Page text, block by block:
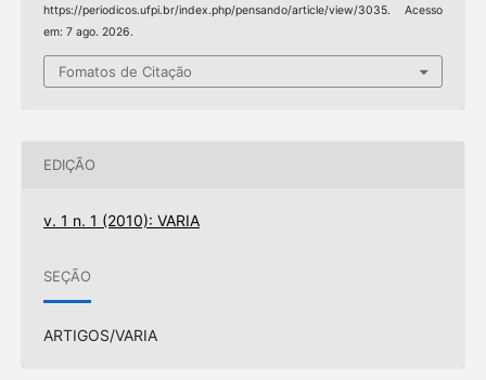
https://periodicos.ufpi.br/index.php/pensando/article/view/3035. Acesso
em: 7 ago. 2026.
Fomatos de Citação
EDIÇÃO
v. 1 n. 1 (2010): VARIA
SEÇÃO
ARTIGOS/VARIA